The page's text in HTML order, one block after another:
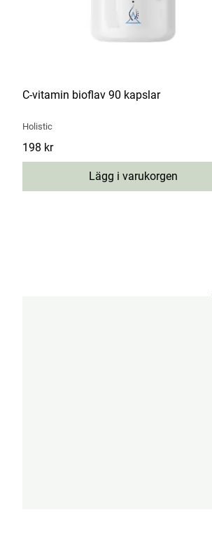
C-vitamin bioflav 90 kapslar
Holistic
Pris :198 kr
198 kr
Lägg i varukorgen